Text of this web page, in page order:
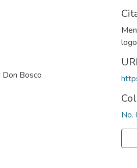
Bosco
URI
No.